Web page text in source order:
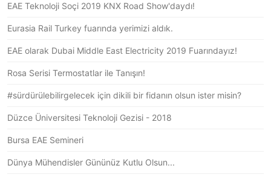
EAE Teknoloji Soçi 2019 KNX Road Show'daydı!
Eurasia Rail Turkey fuarında yerimizi aldık.
EAE olarak Dubai Middle East Electricity 2019 Fuarındayız!
Rosa Serisi Termostatlar ile Tanışın!
#sürdürülebilirgelecek için dikili bir fidanın olsun ister misin?
Düzce Üniversitesi Teknoloji Gezisi - 2018
Bursa EAE Semineri
Dünya Mühendisler Gününüz Kutlu Olsun...